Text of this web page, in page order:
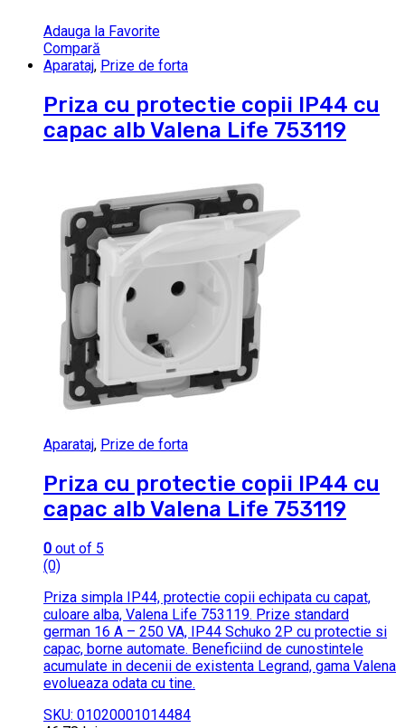
Adauga la Favorite
Compară
Aparataj, Prize de forta
Priza cu protectie copii IP44 cu
capac alb Valena Life 753119
Aparataj, Prize de forta
Priza cu protectie copii IP44 cu
capac alb Valena Life 753119
0 out of 5
(0)
Priza simpla IP44, protectie copii echipata cu capat,
culoare alba, Valena Life 753119. Prize standard
german 16 A – 250 VA, IP44 Schuko 2P cu protectie si
capac, borne automate. Beneficiind de cunostintele
acumulate in decenii de existenta Legrand, gama Valena
evolueaza odata cu tine.
SKU: 01020001014484